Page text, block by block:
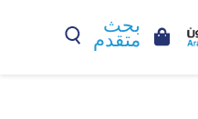
بحث
متقدم